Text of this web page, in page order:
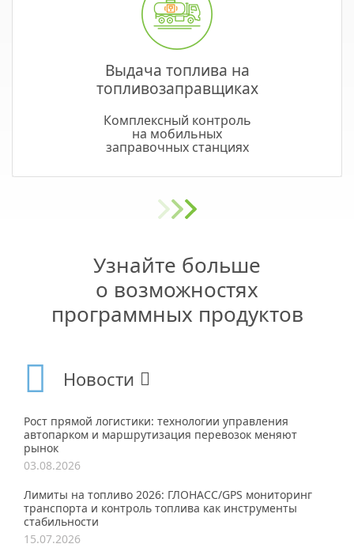
Выдача топлива на
топливозаправщиках
Комплексный контроль
на мобильных
заправочных станциях
Узнайте больше
о возможностях
программных продуктов
Новости
Рост прямой логистики: технологии управления
автопарком и маршрутизация перевозок меняют
рынок
03.08.2026
Лимиты на топливо 2026: ГЛОНАСС/GPS мониторинг
транспорта и контроль топлива как инструменты
стабильности
15.07.2026